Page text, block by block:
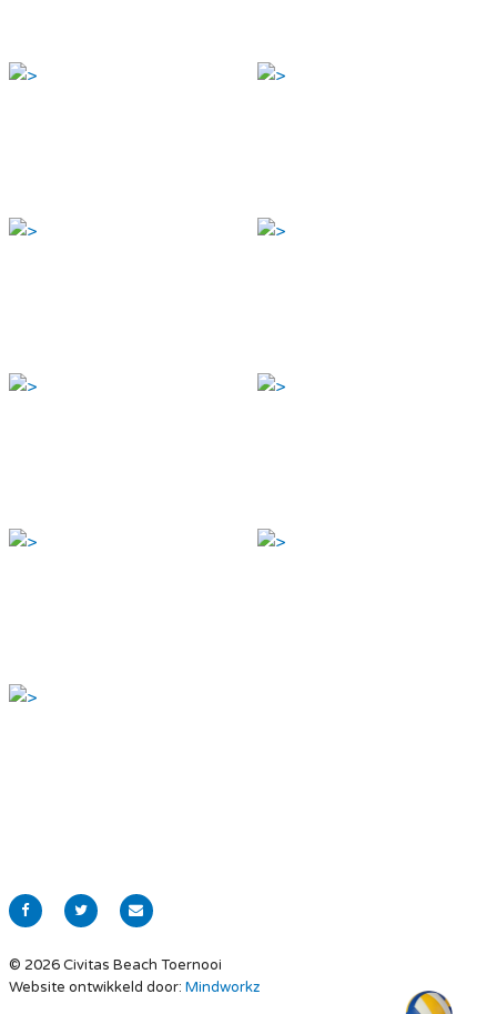
© 2026 Civitas Beach Toernooi
Website ontwikkeld door: Mindworkz